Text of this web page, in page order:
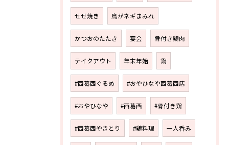
せせ焼き 鳥がネギまみれ
かつおのたたき 宴会 骨付き鶏肉
テイクアウト 年末年始 鶏
#西葛西ぐるめ #おやひなや西葛西店
#おやひなや #西葛西 #骨付き鶏
#西葛西やきとり #鶏料理 一人呑み